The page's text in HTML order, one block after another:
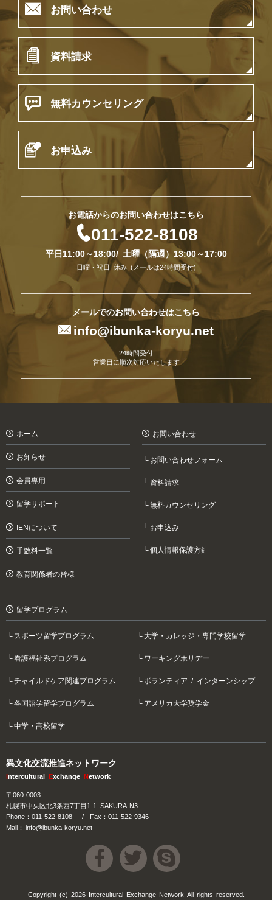
 お問い合わせ
 資料請求
 無料カウンセリング
 お申込み
お電話からのお問い合わせはこちら
011-522-8108
平日11:00～18:00/ 土曜（隔週）13:00～17:00
日曜・祝日 休み (メールは24時間受付)
メールでのお問い合わせはこちら
 info@ibunka-koryu.net
24時間受付
営業日に順次対応いたします
ホーム
お知らせ
会員専用
留学サポート
IENについて
手数料一覧
教育関係者の皆様
お問い合わせ
お問い合わせフォーム
資料請求
無料カウンセリング
お申込み
個人情報保護方針
留学プログラム
スポーツ留学プログラム
看護福祉系プログラム
チャイルドケア関連プログラム
各国語学留学プログラム
中学・高校留学
大学・カレッジ・専門学校留学
ワーキングホリデー
ボランティア / インターンシップ
アメリカ大学奨学金
異文化交流推進ネットワーク
Intercultural Exchange Network
〒060-0003
札幌市中央区北3条西7丁目1-1 SAKURA-N3
Phone： 011-522-8108 /
Fax：011-522-9346
Mail： info@ibunka-koryu.net
  
Copyright (c) 2026 Intercultural Exchange Network All rights reserved.